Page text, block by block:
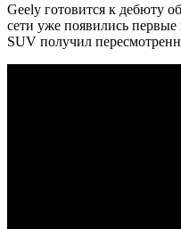
Geely готовится к дебюту
сети уже появились
SUV получил